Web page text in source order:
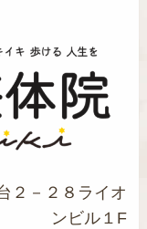
２－２８ライオ
ンビル１F